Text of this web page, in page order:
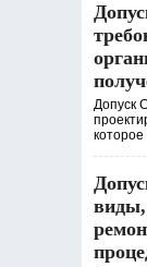
Допуск
виды,